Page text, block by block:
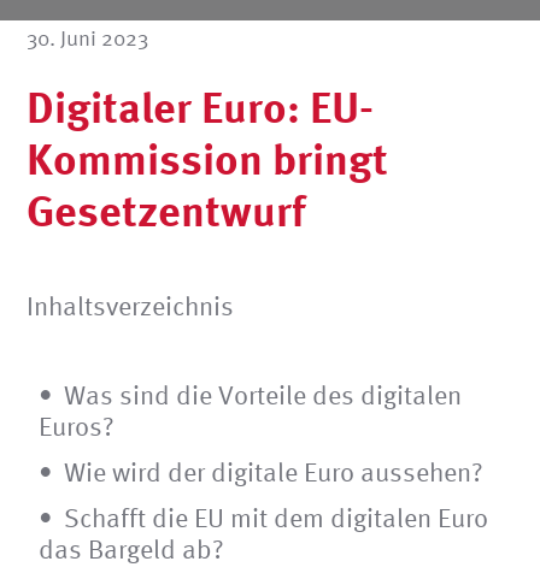
30. Juni 2023
Digitaler Euro: EU-
Kommission bringt
Gesetzentwurf
Inhaltsverzeichnis
Was sind die Vorteile des digitalen
Euros?
Wie wird der digitale Euro aussehen?
Schafft die EU mit dem digitalen Euro
das Bargeld ab?